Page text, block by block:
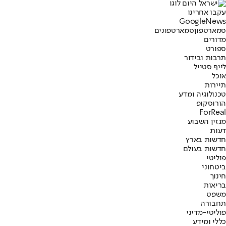
עקבו אחרינו
Googl eNews
סמארטפוןסמארטפונים
מדורים
ספורט
תרבות ובידור
לייף סטייל
אוכל
תיירות
טכנולוגיה ומדע
הורוסקופ
ForReal
מגזין השבוע
דעות
חדשות בארץ
חדשות בעולם
פוליטי
ביטחוני
חינוך
בריאות
משפט
תחבורה
פוליטי-מדיני
כללי ומידע